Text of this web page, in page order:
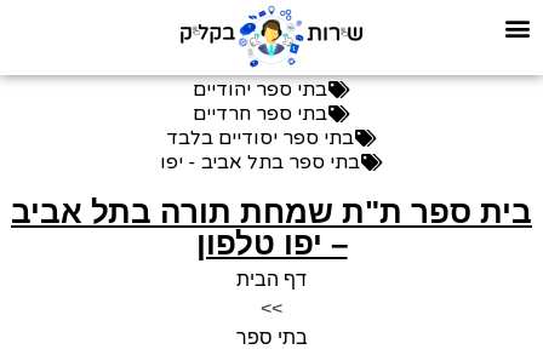
בתי ספר יהודיים
בתי ספר חרדיים
בתי ספר יסודיים בלבד
בתי ספר בתל אביב - יפו
בית ספר ת"ת שמחת תורה בתל אביב
– יפו טלפון
דף הבית
>>
בתי ספר